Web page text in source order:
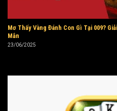
Mơ Thấy Vàng Đánh Con Gì Tại 009?
Mắn
23/06/2025